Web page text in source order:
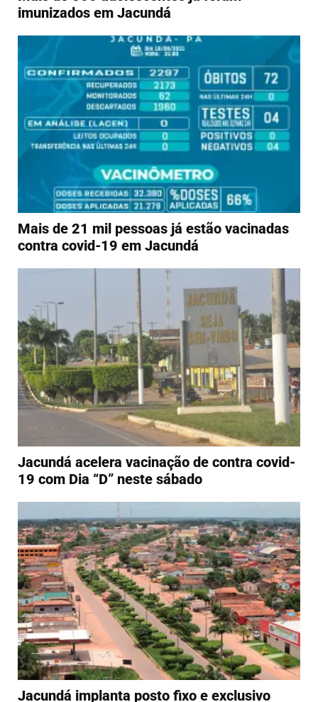
imunizados em Jacundá
Mais de 21 mil pessoas já estão vacinadas
contra covid-19 em Jacundá
Jacundá acelera vacinação de contra covid-
19 com Dia “D” neste sábado
Jacundá implanta posto fixo e exclusivo